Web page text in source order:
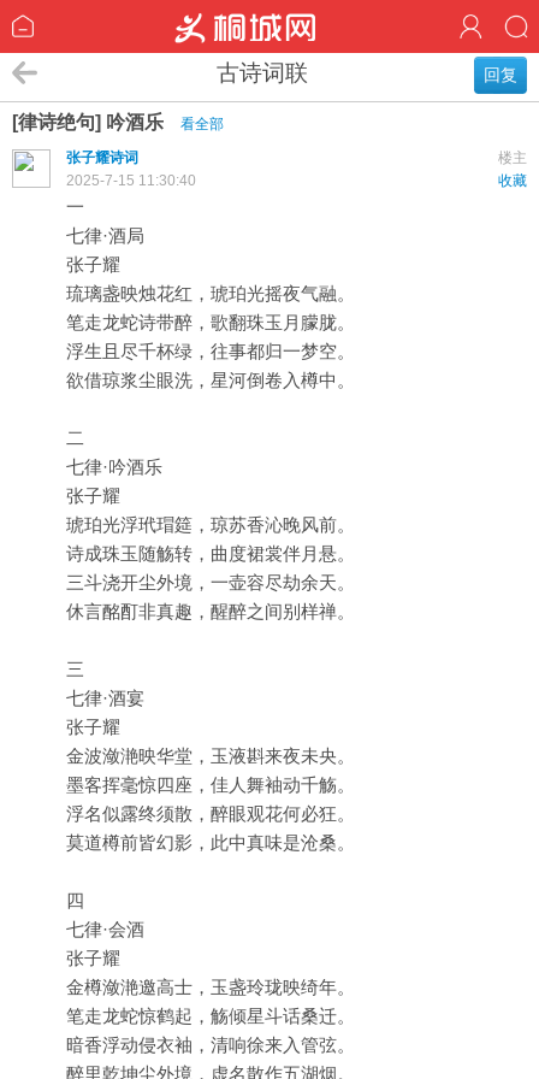
回复
古诗词联
[律诗绝句] 吟酒乐
看全部
楼主
张子耀诗词
收藏
2025-7-15 11:30:40
一
七律·酒局
张子耀
琉璃盏映烛花红，琥珀光摇夜气融。
笔走龙蛇诗带醉，歌翻珠玉月朦胧。
浮生且尽千杯绿，往事都归一梦空。
欲借琼浆尘眼洗，星河倒卷入樽中。
二
七律·吟酒乐
张子耀
琥珀光浮玳瑁筵，琼苏香沁晚风前。
诗成珠玉随觞转，曲度裙裳伴月悬。
三斗浇开尘外境，一壶容尽劫余天。
休言酩酊非真趣，醒醉之间别样禅。
三
七律·酒宴
张子耀
金波潋滟映华堂，玉液斟来夜未央。
墨客挥毫惊四座，佳人舞袖动千觞。
浮名似露终须散，醉眼观花何必狂。
莫道樽前皆幻影，此中真味是沧桑。
四
七律·会酒
张子耀
金樽潋滟邀高士，玉盏玲珑映绮年。
笔走龙蛇惊鹤起，觞倾星斗话桑迁。
暗香浮动侵衣袖，清响徐来入管弦。
醉里乾坤尘外境，虚名散作五湖烟。